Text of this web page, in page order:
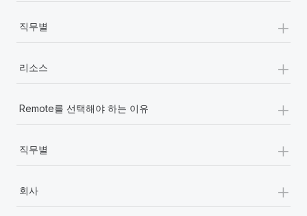
직무별 +
리소스 +
Remote를 선택해야 하는 이유 +
직무별 +
회사 +